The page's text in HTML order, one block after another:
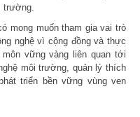
trường.
mong muốn tham gia vai trò
nghệ vì cộng đồng và thực
vững vàng liên quan tới
môi trường, quản lý thích
triển bền vững vùng ven